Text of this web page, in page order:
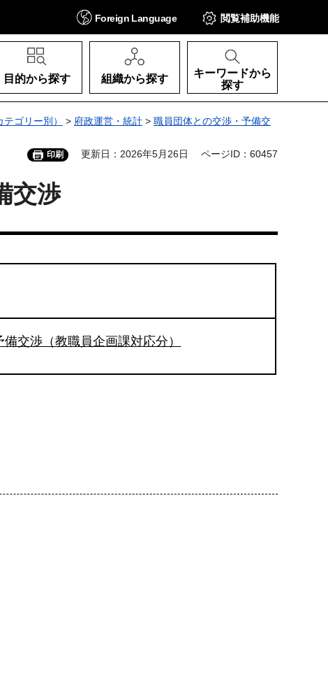
Foreign Language 閲覧補助機能
目的から探す 組織から探す
キーワードから
探す
ゴリー別） > 府政運営・統計 > 職員団体との交渉・予備交
印刷 更新日：2026年5月26日 ページID：60457
交渉
交渉（教職員企画課対応分）